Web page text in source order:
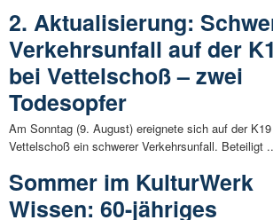
2. Aktualisierung:
Verkehrsunfall auf der
bei Vettelschoß – zwei
Todesopfer
Am Sonntag (9. August) ereignete sich auf der
Vettelschoß ein schwerer Verkehrsunfall. Beteiligt
Sommer im KulturWerk
Wissen: 60-jähriges